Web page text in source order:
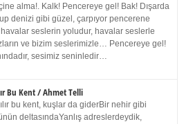
alma!. Kalk! Pencereye gel! Bak! Dışarda
denizi gibi güzel, çarpıyor pencerene
seslerin yoludur, havalar seslerle
ve bizim seslerimizle… Pencereye gel!
sesimiz seninledir…
Bu Kent / Ahmet Telli
bu kent, kuşlar da giderBir nehir gibi
deltasındaYanlış adreslerdeydik,